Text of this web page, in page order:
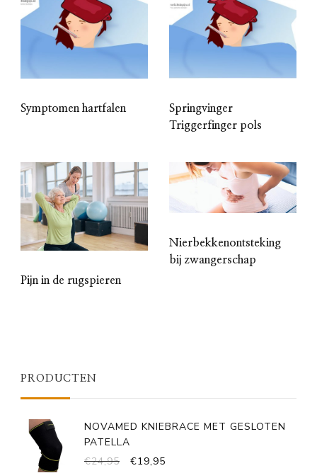
Symptomen hartfalen
Springvinger
Triggerfinger pols
Pijn in de rugspieren
Nierbekkenontsteking
bij zwangerschap
PRODUCTEN
NOVAMED KNIEBRACE MET GESLOTEN
PATELLA
€24,95
OORSPRONKELIJKE
€19,95